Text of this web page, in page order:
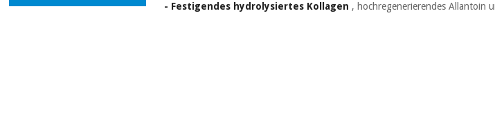
- Festigendes hydrolysiertes Kollagen , hochregenerierendes Allantoin